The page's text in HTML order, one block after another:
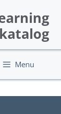
Menu